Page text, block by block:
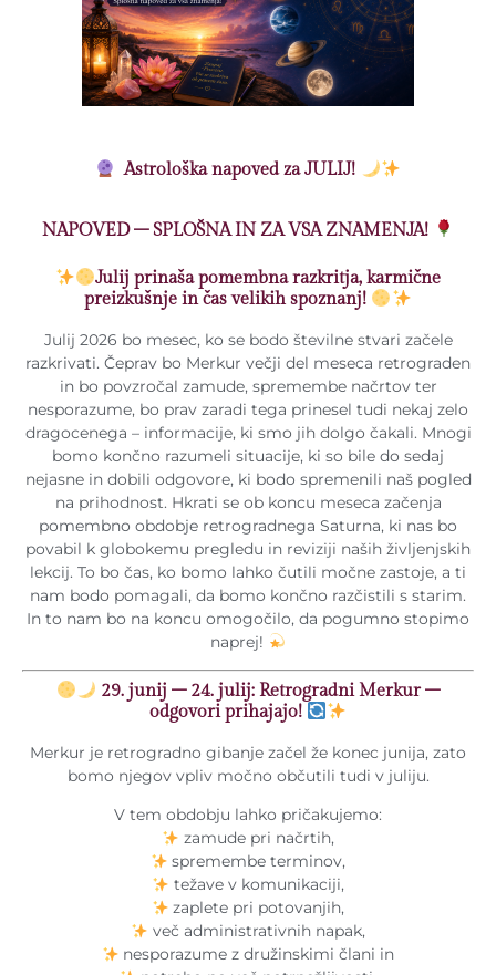
Astrološka napoved za JULIJ!
NAPOVED – SPLOŠNA IN ZA VSA ZNAMENJA!
Julij prinaša pomembna razkritja, karmične
preizkušnje in čas velikih spoznanj!
Julij 2026 bo mesec, ko se bodo številne stvari začele
razkrivati. Čeprav bo Merkur večji del meseca retrograden
in bo povzročal zamude, spremembe načrtov ter
nesporazume, bo prav zaradi tega prinesel tudi nekaj zelo
dragocenega – informacije, ki smo jih dolgo čakali. Mnogi
bomo končno razumeli situacije, ki so bile do sedaj
nejasne in dobili odgovore, ki bodo spremenili naš pogled
na prihodnost. Hkrati se ob koncu meseca začenja
pomembno obdobje retrogradnega Saturna, ki nas bo
povabil k globokemu pregledu in reviziji naših življenjskih
lekcij. To bo čas, ko bomo lahko čutili močne zastoje, a ti
nam bodo pomagali, da bomo končno razčistili s starim.
In to nam bo na koncu omogočilo, da pogumno stopimo
naprej!
29. junij– 24. julij: Retrogradni Merkur –
odgovori prihajajo!
Merkur je retrogradno gibanje začel že konec junija, zato
bomo njegov vpliv močno občutili tudi v juliju.
V tem obdobju lahko pričakujemo:
zamude pri načrtih,
spremembe terminov,
težave v komunikaciji,
zaplete pri potovanjih,
več administrativnih napak,
nesporazume z družinskimi člani in